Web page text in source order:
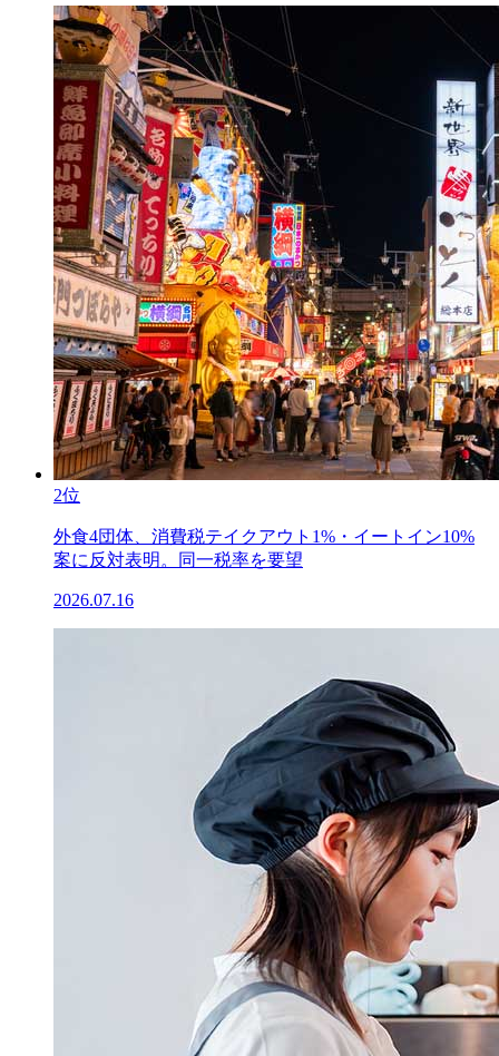
2位
外食4団体、消費税テイクアウト1%・イートイン10%
案に反対表明。同一税率を要望
2026.07.16